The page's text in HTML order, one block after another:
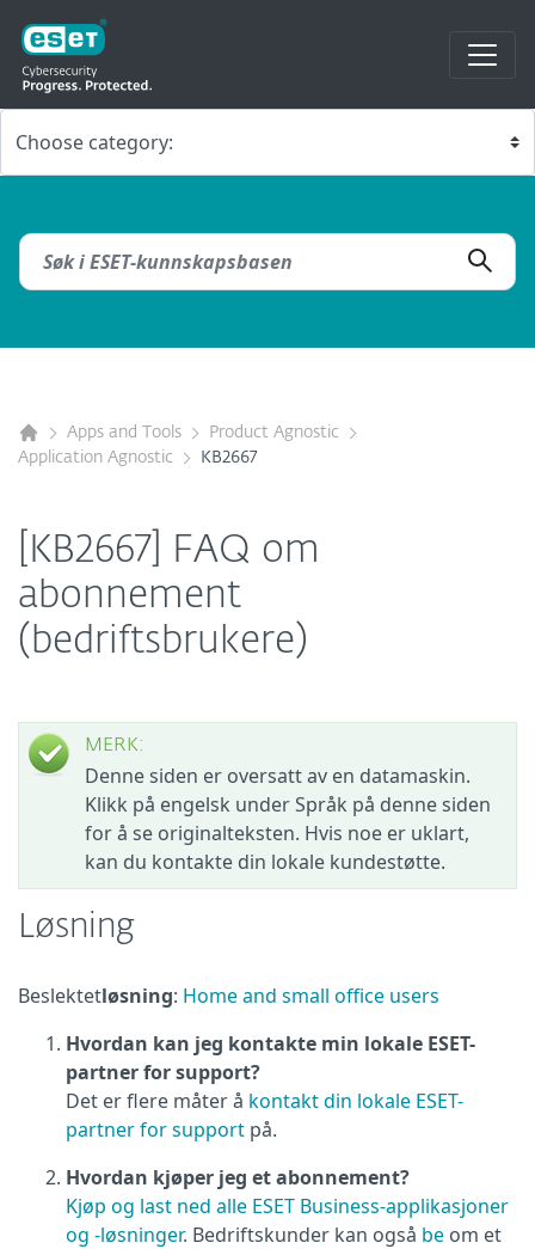
Apps and Tools
Product Agnostic
Application Agnostic
KB2667
[KB2667] FAQ om
abonnement
(bedriftsbrukere)
MERK:
Denne siden er oversatt av en datamaskin.
Klikk på engelsk under Språk på denne siden
for å se originalteksten. Hvis noe er uklart,
kan du kontakte din lokale kundestøtte.
Løsning
Beslektetløsning: Home and small office users
Hvordan kan jeg kontakte min lokale ESET-
partner for support?
Det er flere måter å kontakt din lokale ESET-
partner for support på.
Hvordan kjøper jeg et abonnement?
Kjøp og last ned alle ESET Business-applikasjoner
og -løsninger. Bedriftskunder kan også be om et